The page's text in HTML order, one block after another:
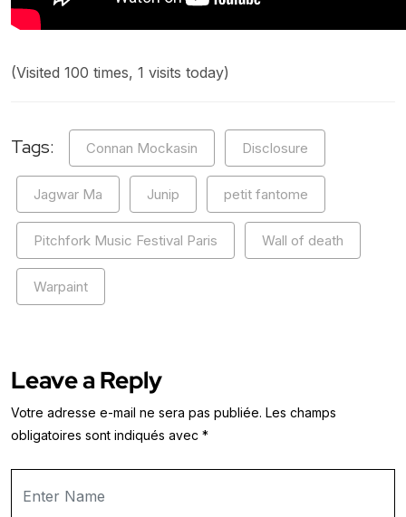
(Visited 100 times, 1 visits today)
Tags: Connan Mockasin Disclosure
Jagwar Ma Junip petit fantome
Pitchfork Music Festival Paris Wall of death
Warpaint
Leave a Reply
Votre adresse e-mail ne sera pas publiée. Les champs
obligatoires sont indiqués avec *